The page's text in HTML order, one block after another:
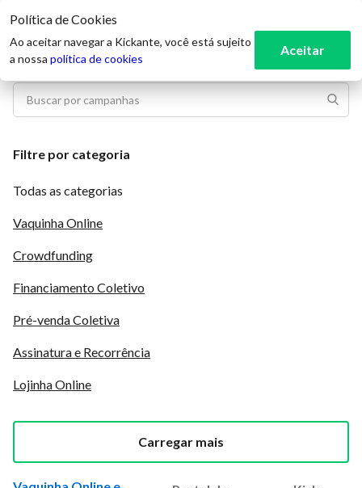
Filtre por categoria
Todas as categorias
Vaquinha Online
Crowdfunding
Financiamento Coletivo
Pré-venda Coletiva
Assinatura e Recorrência
Lojinha Online
Carregar mais
Política de Cookies
Ao aceitar navegar a Kickante, você está sujeito
a nossa política de cookies
Aceitar